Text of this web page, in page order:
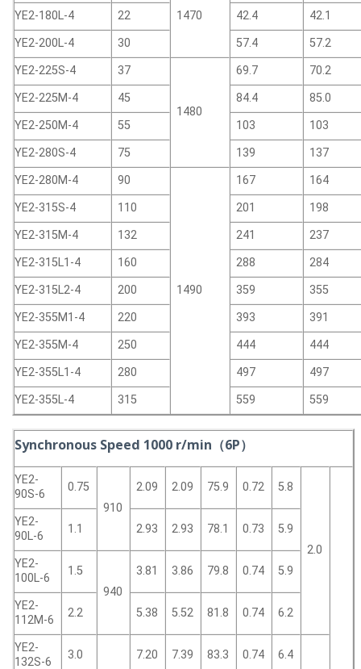
1470
YE2-180L-4
22 42.4
42.1
YE2-200L-4
30 57.4
57.2
YE2-225S-4
37
1480
69.7
70.2
YE2-225M-4
45 84.4
85.0
YE2-250M-4
55 103
103
YE2-280S-4
75 139
137
YE2-280M-4
90
1490
167
164
YE2-315S-4
110 201
198
YE2-315M-4
132 241
237
YE2-315L1-4
160 288
284
YE2-315L2-4
200 359
355
YE2-355M1-4
220 393
391
YE2-355M-4
250 444
444
YE2-355L1-4
280 497
497
YE2-355L-4
315 559 559
Synchronous Speed 1000 r/min（6P）
YE2-
90S-6
0.75
910
2.09 2.09 75.9 0.72 5.8
2.0
YE2-
90L-6
1.1 2.93 2.93 78.1 0.73 5.9
YE2-
100L-6
1.5
940
3.81 3.86 79.8 0.74 5.9
YE2-
112M-6
2.2 5.38 5.52 81.8 0.74 6.2
YE2-
132S-6
3.0 7.20 7.39 83.3 0.74 6.4